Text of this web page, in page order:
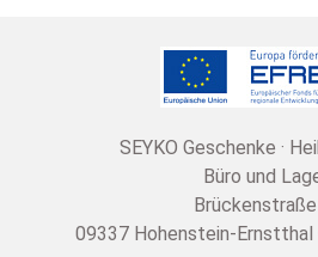
SEYKO Geschenke ·
Büro und
09337 Hohenstein-Ernstthal